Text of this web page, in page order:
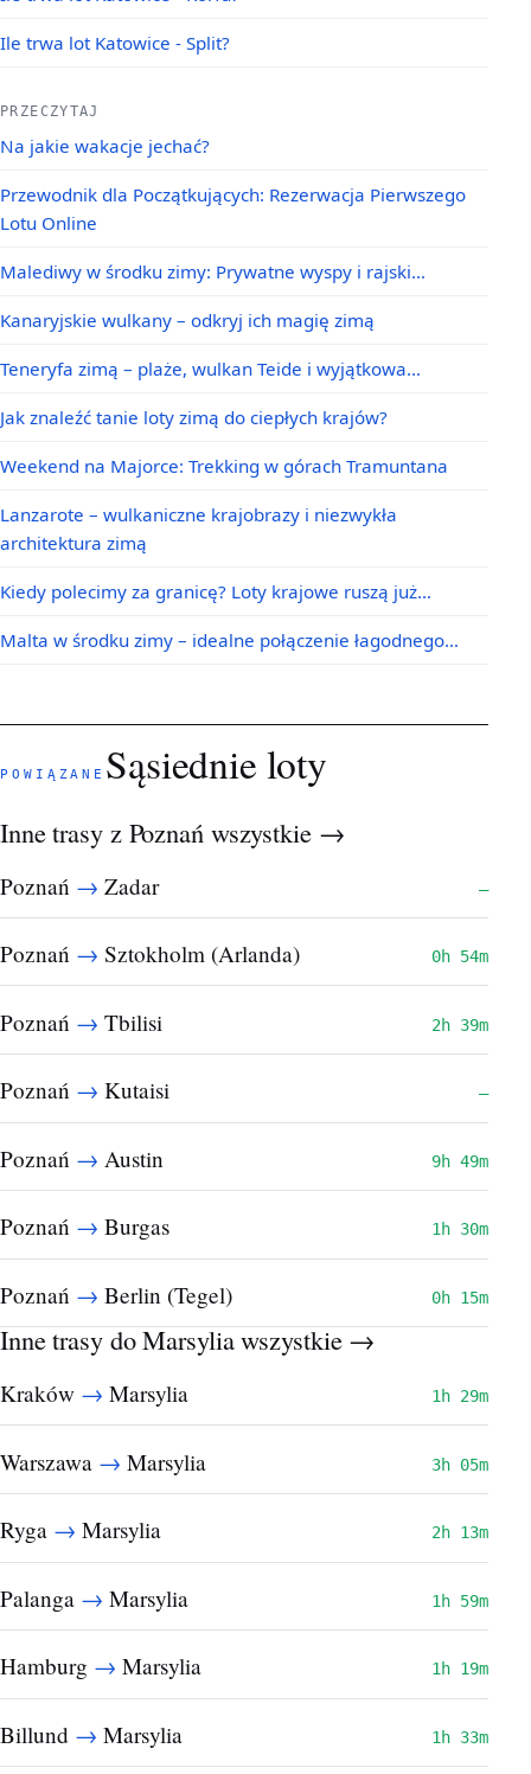
Ile trwa lot Katowice - Split?
PRZECZYTAJ
Na jakie wakacje jechać?
Przewodnik dla Początkujących: Rezerwacja Pierwszego
Lotu Online
Malediwy w środku zimy: Prywatne wyspy i rajski…
Kanaryjskie wulkany – odkryj ich magię zimą
Teneryfa zimą – plaże, wulkan Teide i wyjątkowa…
Jak znaleźć tanie loty zimą do ciepłych krajów?
Weekend na Majorce: Trekking w górach Tramuntana
Lanzarote – wulkaniczne krajobrazy i niezwykła
architektura zimą
Kiedy polecimy za granicę? Loty krajowe ruszą już…
Malta w środku zimy – idealne połączenie łagodnego…
POWIĄZANE Sąsiednie loty
Inne trasy z Poznań wszystkie →
Poznań → Zadar —
Poznań → Sztokholm (Arlanda) 0h 54m
Poznań → Tbilisi 2h 39m
Poznań → Kutaisi —
Poznań → Austin 9h 49m
Poznań → Burgas 1h 30m
Poznań → Berlin (Tegel) 0h 15m
Inne trasy do Marsyliawszystkie →
Kraków → Marsylia 1h 29m
Warszawa → Marsylia 3h 05m
Ryga → Marsylia 2h 13m
Palanga → Marsylia 1h 59m
Hamburg → Marsylia 1h 19m
Billund → Marsylia 1h 33m